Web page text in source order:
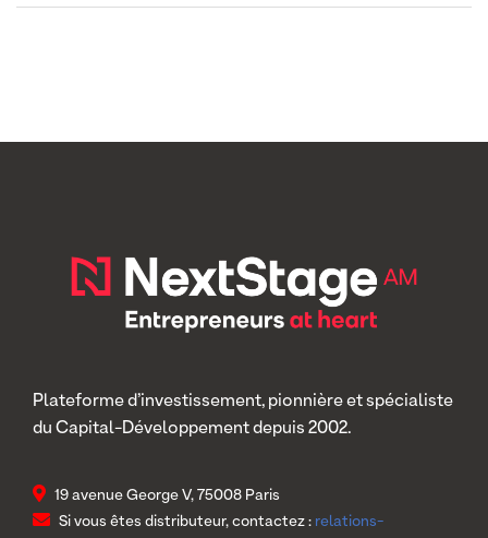
Plateforme d’investissement, pionnière et spécialiste
du Capital-Développement depuis 2002.
19 avenue George V, 75008 Paris
Si vous êtes distributeur, contactez : relations-